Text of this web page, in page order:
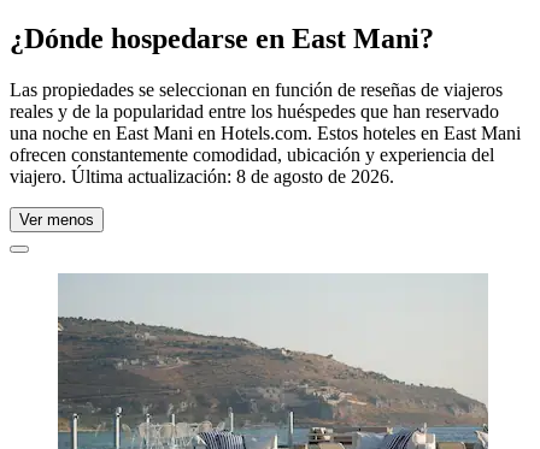
¿Dónde hospedarse en East Mani?
Las propiedades se seleccionan en función de reseñas de viajeros
reales y de la popularidad entre los huéspedes que han reservado
una noche en East Mani en Hotels.com. Estos hoteles en East Mani
ofrecen constantemente comodidad, ubicación y experiencia del
viajero. Última actualización: 8 de agosto de 2026.
Ver menos